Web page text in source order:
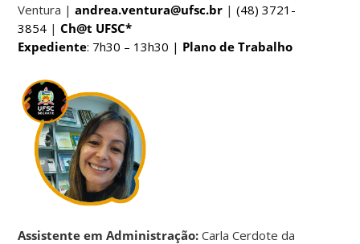
Ventura |andrea.ventura@ufsc.br |(48) 3721-
3854 |Ch@t UFSC*
Expediente: 7h30 – 13h30 | Plano de Trabalho
Assistente em Administração: Carla Cerdote da